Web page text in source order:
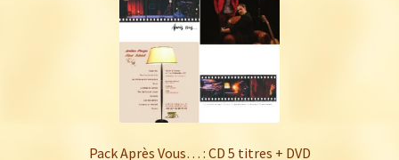
Pack Après Vous… : CD 5 titres + DVD